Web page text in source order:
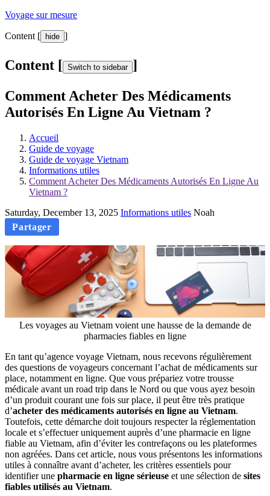
Voyage sur mesure
Content [ hide ]
Content [ Switch to sidebar ]
Comment Acheter Des Médicaments
Autorisés En Ligne Au Vietnam ?
Accueil
Guide de voyage
Guide de voyage Vietnam
Informations utiles
Comment Acheter Des Médicaments Autorisés En Ligne Au
Vietnam ?
Saturday, December 13, 2025 Informations utiles Noah
Partager
Les voyages au Vietnam voient une hausse de la demande de
pharmacies fiables en ligne
En tant qu’agence voyage Vietnam, nous recevons régulièrement
des questions de voyageurs concernant l’achat de médicaments sur
place, notamment en ligne. Que vous prépariez votre trousse
médicale avant un road trip dans le Nord ou que vous ayez besoin
d’un produit courant une fois sur place, il peut être très pratique
d’acheter des médicaments autorisés en ligne au Vietnam.
Toutefois, cette démarche doit toujours respecter la réglementation
locale et s’effectuer uniquement auprès d’une pharmacie en ligne
fiable au Vietnam, afin d’éviter les contrefaçons ou les plateformes
non agréées. Dans cet article, nous vous présentons les informations
utiles à connaître avant d’acheter, les critères essentiels pour
identifier une pharmacie en ligne sérieuse et une sélection de sites
fiables utilisés au Vietnam.